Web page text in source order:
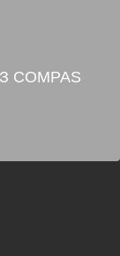
COMPAS